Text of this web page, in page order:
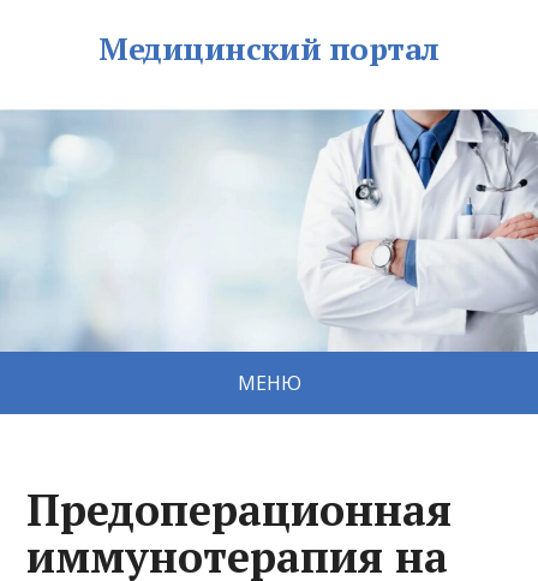
Медицинский портал
МЕНЮ
Предоперационная
иммунотерапия на